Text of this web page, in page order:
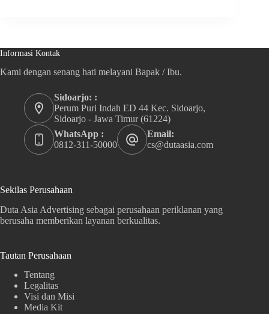
Informasi Kontak
Kami dengan senang hati melayani Bapak / Ibu.
Sidoarjo: :
Perum Puri Indah ED 44 Kec. Sidoarjo,
Sidoarjo - Jawa Timur (61224)
WhatsApp :
0812-311-50000
Email:
cs@dutaasia.com
Sekilas Perusahaan
Duta Asia Advertising sebagai perusahaan periklanan yang
berusaha memberikan layanan berkualitas.
Tautan Perusahaan
Tentang
Legalitas
Visi dan Misi
Media Kit